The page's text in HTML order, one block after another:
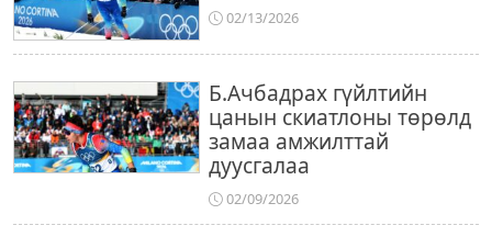
02/13/2026
Б.Ачбадрах гүйлтийн
цанын скиатлоны төрөлд
замаа амжилттай
дуусгалаа
02/09/2026